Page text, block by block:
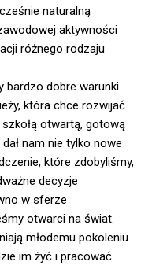
naturalną
aktywności
różnego rodzaju
bardzo dobre warunki
która chce rozwijać
otwartą, gotową
nam nie tylko nowe
które zdobyliśmy,
decyzje
w sferze
otwarci na świat.
młodemu pokoleniu
im żyć i pracować.